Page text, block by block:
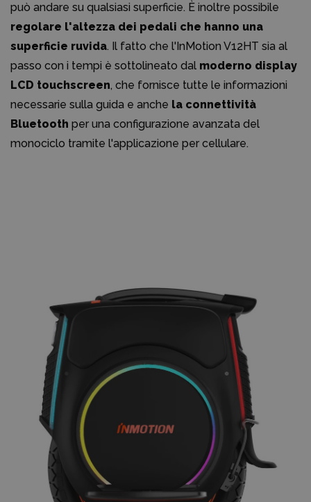
può andare su qualsiasi superficie. È inoltre possibile
regolare l'altezza dei pedali che hanno una
superficie ruvida. Il fatto che l'InMotion V12HT sia al
passo con i tempi è sottolineato dal moderno display
LCD touchscreen, che fornisce tutte le informazioni
necessarie sulla guida e anche la connettività
Bluetooth per una configurazione avanzata del
monociclo tramite l'applicazione per cellulare.